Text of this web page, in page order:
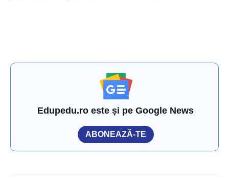
Edupedu.ro este și pe Google News
ABONEAZĂ-TE